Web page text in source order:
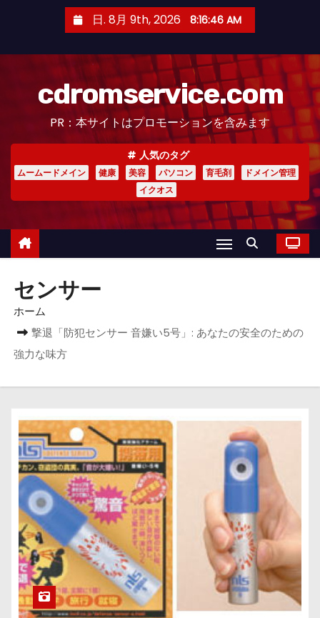
日. 8月 9th, 2026 8:16:47 AM
cdromservice.com
PR：本サイトはプロモーションを含みます
人気のタグ
ムームードメイン 健康 美容 パソコン 育毛剤
ドメイン管理
イクオス
センサー
ホーム
撃退「防犯センサー 音嫌い5号」: あなたの安全のための
強力な味方